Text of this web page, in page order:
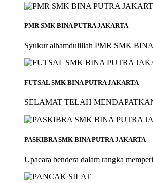
PMR SMK BINA PUTRA JAKARTA
Syukur alhamdulillah PMR SMK BINA
FUTSAL SMK BINA PUTRA JAKARTA
SELAMAT TELAH
PASKIBRA SMK BINA PUTRA JAKARTA
Upacara bendera dalam rangka